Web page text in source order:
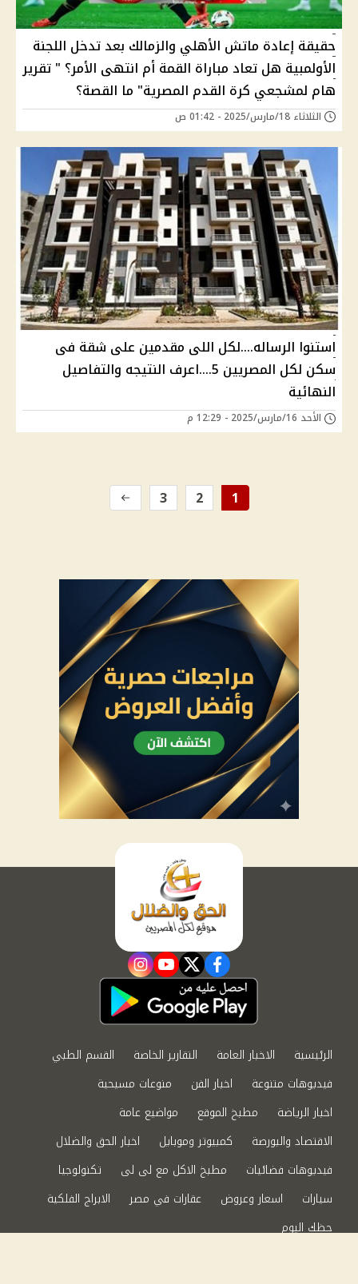
حقيقة إعادة ماتش الأهلي والزمالك بعد تدخل اللجنة
الأولمبية هل تعاد مباراة القمة أم انتهى الأمر؟ " تقرير
هام لمشجعي كرة القدم المصرية" ما القصة؟
الثلاثاء 18/مارس/2025 - 01:42 ص
استنوا الرساله....لكل اللى مقدمين على شقة فى
سكن لكل المصريين 5....اعرف النتيجه والتفاصيل
النهائية
الأحد 16/مارس/2025 - 12:29 م
1
2
3
facebook
twitter
youtube
instagram
الرئيسية الاخبار العامة التقارير الخاصة
القسم الطبي
فيديوهات متنوعة
اخبار الفن
منوعات مسيحية
اخبار الرياضة
مطبخ الموقع
مواضيع عامة
الاقتصاد والبورصة
كمبيوتر وموبايل
اخبار الحق والضلال
فيديوهات فضائيات
مطبخ الاكل مع لى لى
تكنولوجيا
سيارات
اسعار وعروض عقارات في مصر
الابراج الفلكية
حظك اليوم